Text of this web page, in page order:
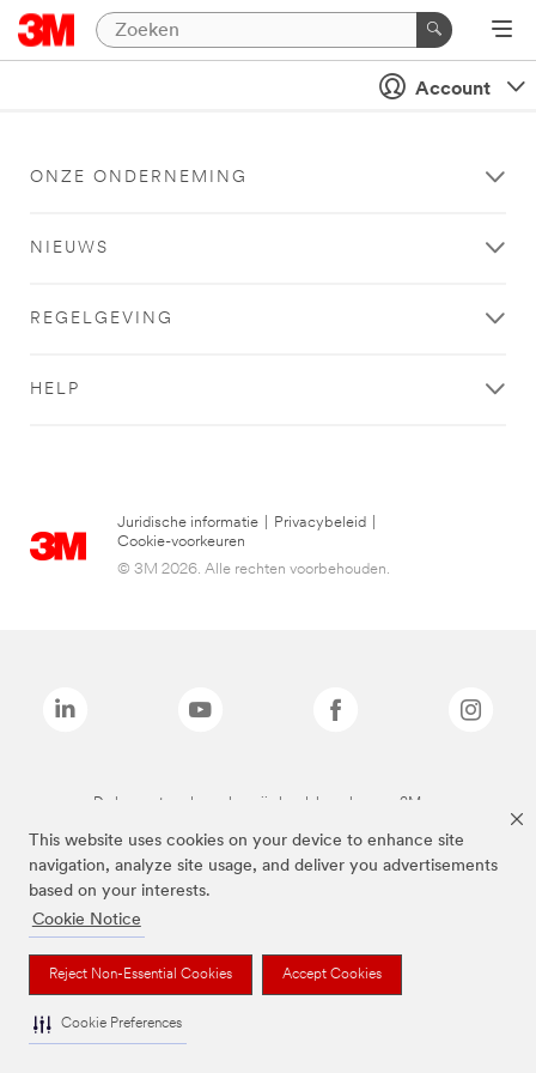
This website uses cookies on your device to enhance site
navigation, analyze site usage, and deliver you advertisements
based on your interests.
Cookie Notice
Reject Non-Essential Cookies Accept Cookies
Cookie Preferences
Account
ONZE ONDERNEMING
NIEUWS
REGELGEVING
HELP
Juridische informatie Privacybeleid
Cookie-voorkeuren
© 3M 2026. Alle rechten voorbehouden.
De bovenstaande merken zijn handelsmerken van 3M.we